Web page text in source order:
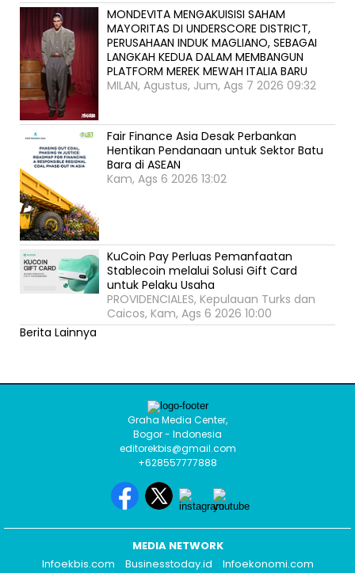
MONDEVITA MENGAKUISISI SAHAM
MAYORITAS DI UNDERSCORE DISTRICT,
PERUSAHAAN INDUK MAGLIANO, SEBAGAI
LANGKAH KEDUA DALAM MEMBANGUN
PLATFORM MEREK MEWAH ITALIA BARU
MILAN, Agustus, Jum, Ags 7 2026 09:32
Fair Finance Asia Desak Perbankan
Hentikan Pendanaan untuk Sektor Batu
Bara di ASEAN
Kam, Ags 6 2026 13:02
KuCoin Pay Perluas Pemanfaatan
Stablecoin melalui Solusi Gift Card
untuk Pelaku Usaha
PROVIDENCIALES, Kepulauan Turks dan
Caicos, Kam, Ags 6 2026 10:00
Berita Lainnya
Graha Media Center,
Bogor - Indonesia
editorekbis@gmail.com
+628557777888
MEDIA NETWORK
Infoekbis.com
Businesstoday.id
Infoekonomi.com